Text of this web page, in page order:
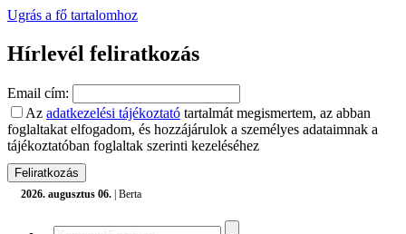
Ugrás a fő tartalomhoz
Hírlevél feliratkozás
Email cím:
Az adatkezelési tájékoztató tartalmát megismertem, az abban
foglaltakat elfogadom, és hozzájárulok a személyes adataimnak a
tájékoztatóban foglaltak szerinti kezeléséhez
2026. augusztus 06. | Berta